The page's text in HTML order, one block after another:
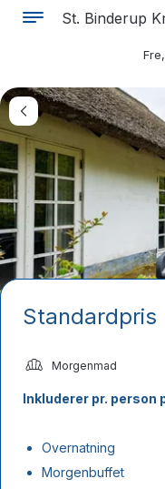
St. Binderup
Standardpris
Morgenmad
Inkluderer pr. person
Overnatning
Morgenbuffet